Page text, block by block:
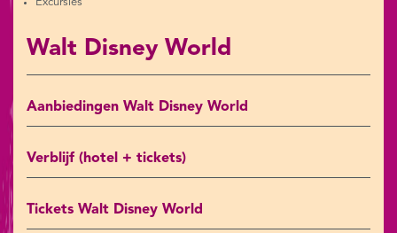
Walt Disney World
Aanbiedingen Walt Disney World
Verblijf (hotel + tickets)
Tickets Walt Disney World